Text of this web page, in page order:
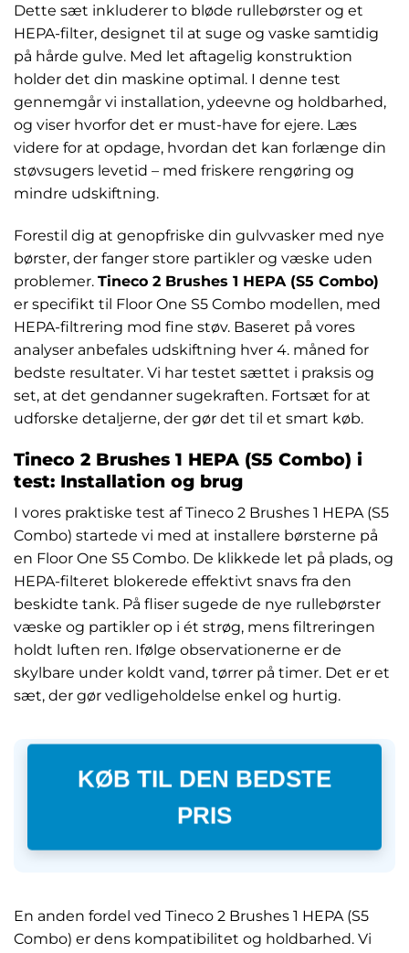
Dette sæt inkluderer to bløde rullebørster og et
HEPA-filter, designet til at suge og vaske samtidig
på hårde gulve. Med let aftagelig konstruktion
holder det din maskine optimal. I denne test
gennemgår vi installation, ydeevne og holdbarhed,
og viser hvorfor det er must-have for ejere. Læs
videre for at opdage, hvordan det kan forlænge din
støvsugers levetid – med friskere rengøring og
mindre udskiftning.
Forestil dig at genopfriske din gulvvasker med nye
børster, der fanger store partikler og væske uden
problemer. Tineco 2 Brushes 1 HEPA (S5 Combo)
er specifikt til Floor One S5 Combo modellen, med
HEPA-filtrering mod fine støv. Baseret på vores
analyser anbefales udskiftning hver 4. måned for
bedste resultater. Vi har testet sættet i praksis og
set, at det gendanner sugekraften. Fortsæt for at
udforske detaljerne, der gør det til et smart køb.
Tineco 2 Brushes 1 HEPA (S5 Combo) i
test: Installation og brug
I vores praktiske test af Tineco 2 Brushes 1 HEPA (S5
Combo) startede vi med at installere børsterne på
en Floor One S5 Combo. De klikkede let på plads, og
HEPA-filteret blokerede effektivt snavs fra den
beskidte tank. På fliser sugede de nye rullebørster
væske og partikler op i ét strøg, mens filtreringen
holdt luften ren. Ifølge observationerne er de
skylbare under koldt vand, tørrer på timer. Det er et
sæt, der gør vedligeholdelse enkel og hurtig.
KØB TIL DEN BEDSTE
PRIS
En anden fordel ved Tineco 2 Brushes 1 HEPA (S5
Combo) er dens kompatibilitet og holdbarhed. Vi